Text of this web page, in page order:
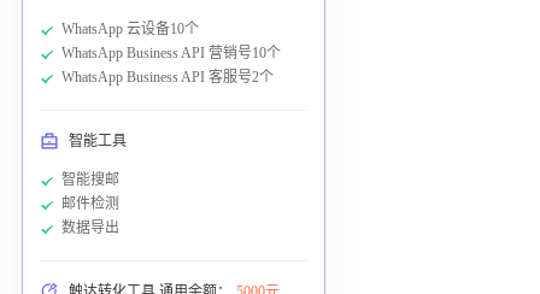
WhatsApp 云设备10个
WhatsApp Business API 营销号10个
WhatsApp Business API 客服号2个
智能工具
智能搜邮
邮件检测
数据导出